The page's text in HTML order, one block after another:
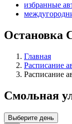
избранные
Остановка
Главная
Расписание
Расписание
Смольная
Выберите день